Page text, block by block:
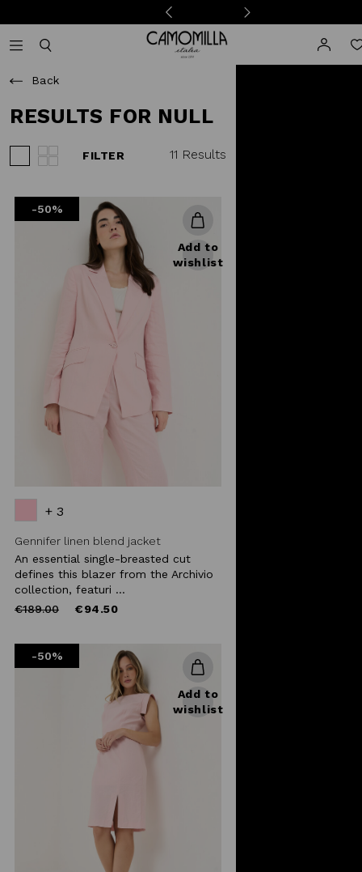
Camomilla Italia®
Back
RESULTS FOR NULL
FILTER 11 Results
-50%
Add to
wishlist
+ 3
Gennifer linen blend jacket
An essential single-breasted cut
defines this blazer from the Archivio
collection, featuri ...
Price
€189.00to €94.50
-50%
Add to
wishlist